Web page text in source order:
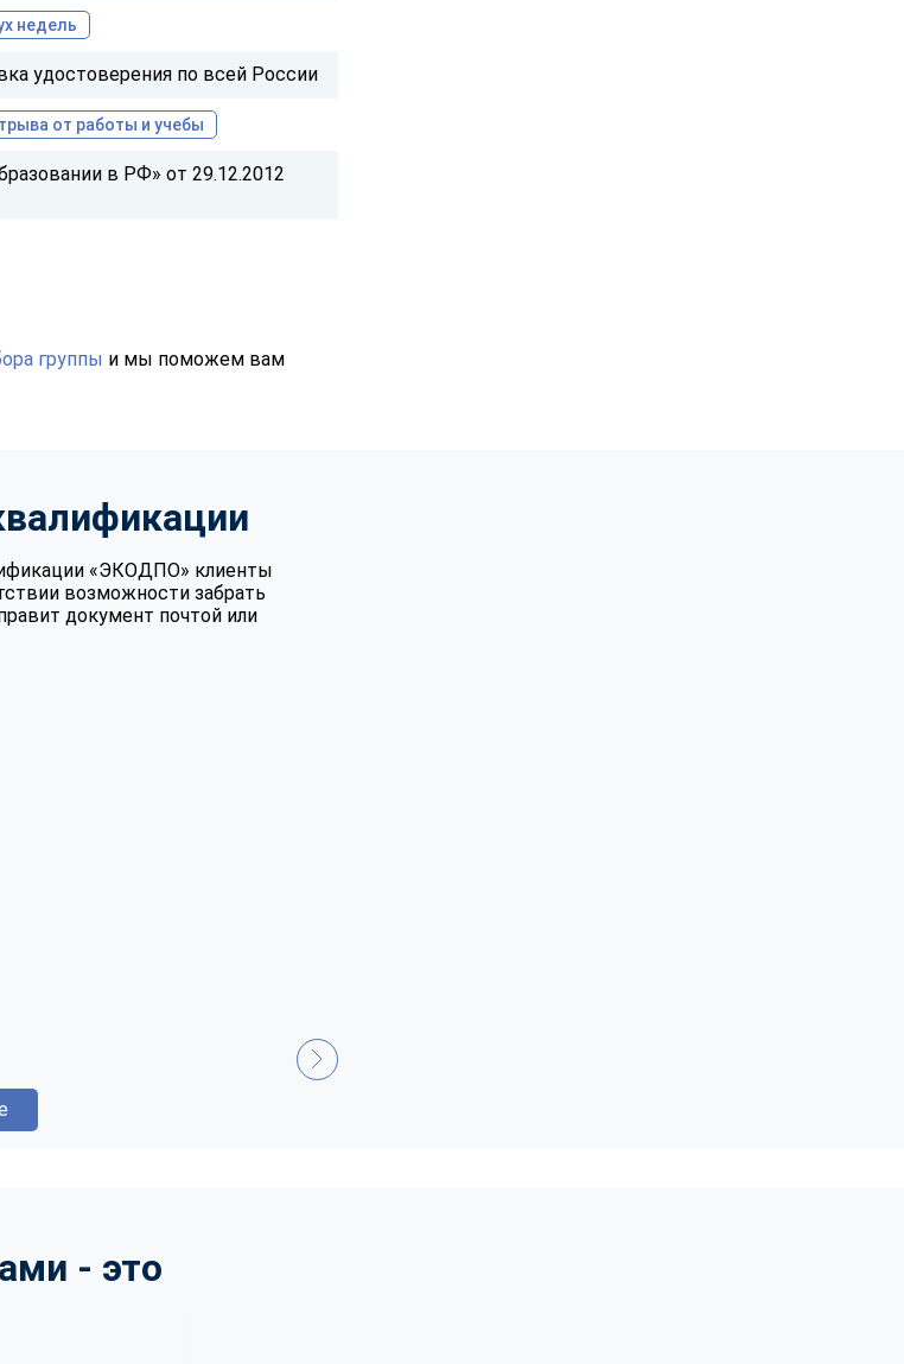
недель
удостоверения по всей России
от работы и учебы
в РФ» от 29.12.2012
группы и мы поможем вам
«ЭКОДПО» клиенты
возможности забрать
документ почтой или
- это